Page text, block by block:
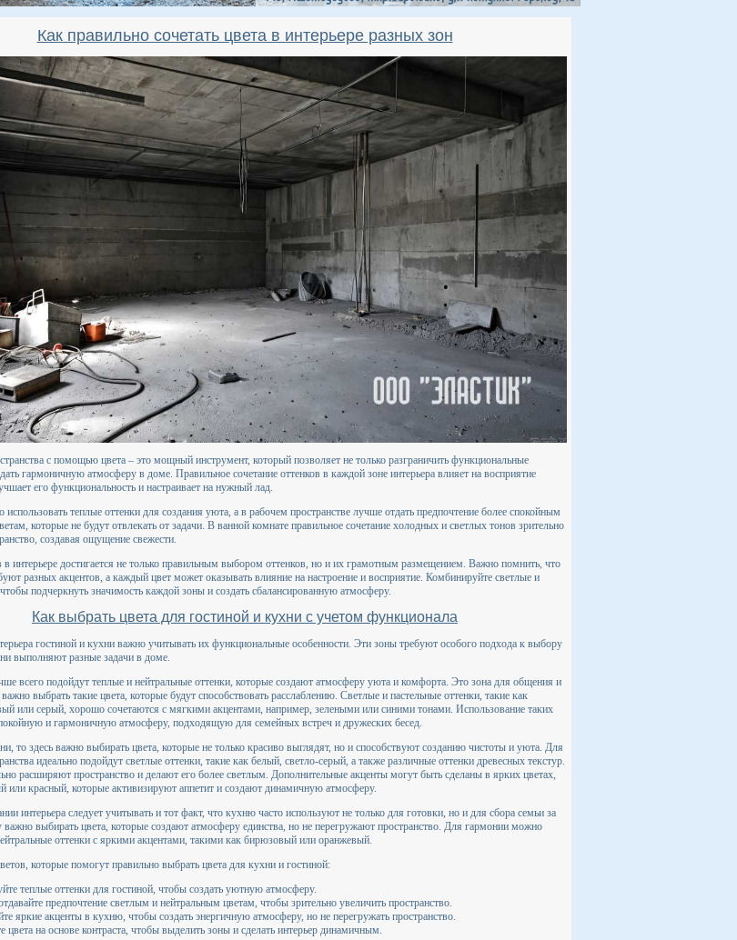
Как правильно сочетать цвета в интерьере разных зон
с помощью цвета – это мощный инструмент, который позволяет не только разграничить функциональные
гармоничную атмосферу в доме. Правильное сочетание оттенков в каждой зоне интерьера влияет на восприятие
его функциональность и настраивает на нужный лад.
использовать теплые оттенки для создания уюта, а в рабочем пространстве лучше отдать предпочтение более спокойным
которые не будут отвлекать от задачи. В ванной комнате правильное сочетание холодных и светлых тонов зрительно
создавая ощущение свежести.
в интерьере достигается не только правильным выбором оттенков, но и их грамотным размещением. Важно помнить, что
разных акцентов, а каждый цвет может оказывать влияние на настроение и восприятие. Комбинируйте светлые и
подчеркнуть значимость каждой зоны и создать сбалансированную атмосферу.
Как выбрать цвета для гостиной и кухни с учетом функционала
гостиной и кухни важно учитывать их функциональные особенности. Эти зоны требуют особого подхода к выбору
выполняют разные задачи в доме.
всего подойдут теплые и нейтральные оттенки, которые создают атмосферу уюта и комфорта. Это зона для общения и
выбрать такие цвета, которые будут способствовать расслаблению. Светлые и пастельные оттенки, такие как
или серый, хорошо сочетаются с мягкими акцентами, например, зелеными или синими тонами. Использование таких
и гармоничную атмосферу, подходящую для семейных встреч и дружеских бесед.
то здесь важно выбирать цвета, которые не только красиво выглядят, но и способствуют созданию чистоты и уюта. Для
идеально подойдут светлые оттенки, такие как белый, светло-серый, а также различные оттенки древесных текстур.
расширяют пространство и делают его более светлым. Дополнительные акценты могут быть сделаны в ярких цветах,
или красный, которые активизируют аппетит и создают динамичную атмосферу.
интерьера следует учитывать и тот факт, что кухню часто используют не только для готовки, но и для сбора семьи за
выбирать цвета, которые создают атмосферу единства, но не перегружают пространство. Для гармонии можно
оттенки с яркими акцентами, такими как бирюзовый или оранжевый.
которые помогут правильно выбрать цвета для кухни и гостиной:
теплые оттенки для гостиной, чтобы создать уютную атмосферу.
предпочтение светлым и нейтральным цветам, чтобы зрительно увеличить пространство.
яркие акценты в кухню, чтобы создать энергичную атмосферу, но не перегружать пространство.
цвета на основе контраста, чтобы выделить зоны и сделать интерьер динамичным.